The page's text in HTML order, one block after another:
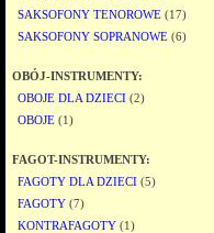
SAKSOFONY TENOROWE (17)
SAKSOFONY SOPRANOWE (6)
OBÓJ-INSTRUMENTY:
OBOJE DLA DZIECI (2)
OBOJE (1)
FAGOT-INSTRUMENTY:
FAGOTY DLA DZIECI (5)
FAGOTY (7)
KONTRAFAGOTY (1)